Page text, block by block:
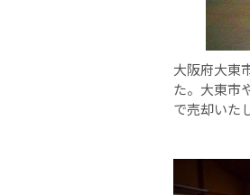
大阪府大東
た。大東市
で売却いた